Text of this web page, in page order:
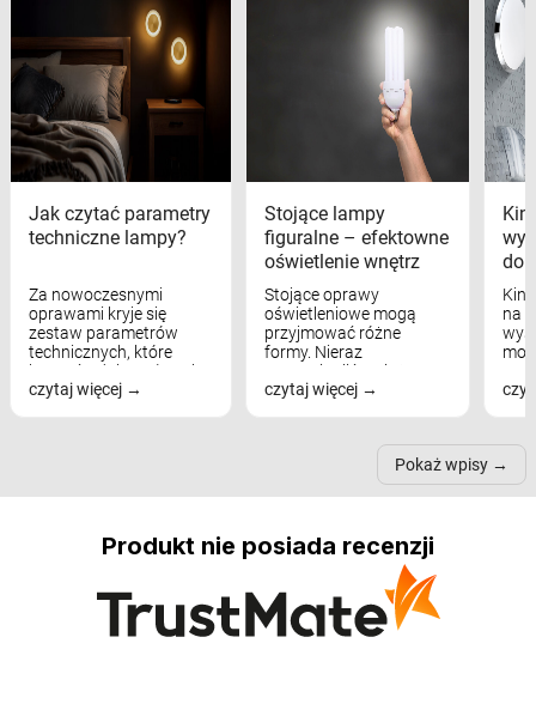
Jak czytać parametry
techniczne lampy?
Za nowoczesnymi
oprawami kryje się
zestaw parametrów
technicznych, które
bezpośrednio wpływają
na komfort widzenia,
czytaj więcej
Stojące lampy
figuralne – efektowne
oświetlenie wnętrz
Stojące oprawy
oświetleniowe mogą
przyjmować różne
formy. Nieraz
wspominaliśmy już
modele na łukowych
nich może przydać się w
czytaj więcej
na
Pokaż wpisy
Produkt nie posiada recenzji